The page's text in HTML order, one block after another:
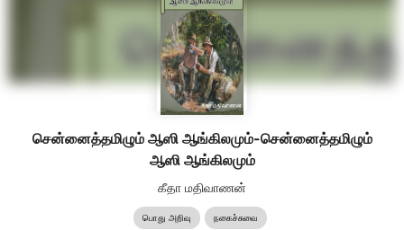
சென்னைத்தமிழும் ஆஸி ஆங்கிலமும்-சென்னைத்தமிழும்
ஆஸி ஆங்கிலமும்
கீதா மதிவாணன்
பொது அறிவு நகைச்சுவை